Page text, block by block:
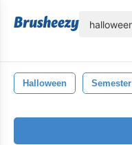
Halloween Semester